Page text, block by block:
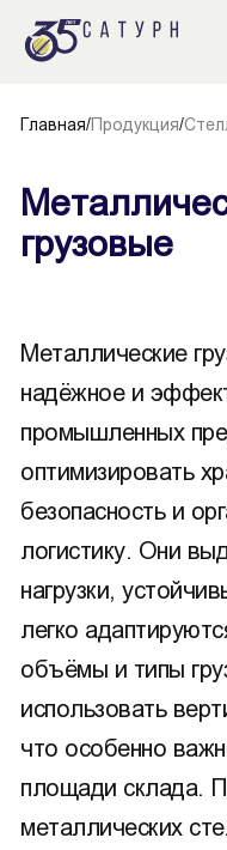
Главная/Продукция/
грузовые
Металлические
надёжное и
промышленных
оптимизировать
безопасность и
логистику. Они
нагрузки,
легко
объёмы и типы
использовать
что особенно
площади склада.
металлических